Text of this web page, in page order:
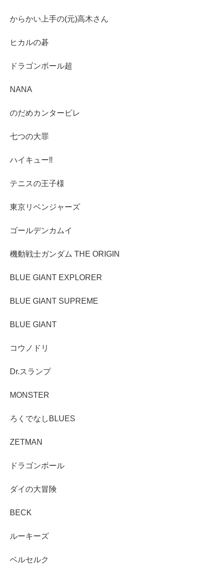
からかい上手の(元)高木さん
ヒカルの碁
ドラゴンボール超
NANA
のだめカンタービレ
七つの大罪
ハイキュー‼︎
テニスの王子様
東京リベンジャーズ
ゴールデンカムイ
機動戦士ガンダム THE ORIGIN
BLUE GIANT EXPLORER
BLUE GIANT SUPREME
BLUE GIANT
コウノドリ
Dr.スランプ
MONSTER
ろくでなしBLUES
ZETMAN
ドラゴンボール
ダイの大冒険
BECK
ルーキーズ
ベルセルク